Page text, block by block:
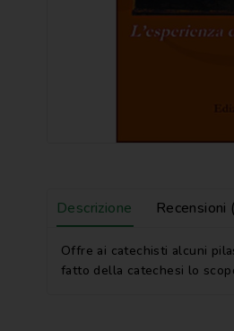
Descrizione Recensioni
Offre ai catechisti alcuni
fatto della catechesi lo